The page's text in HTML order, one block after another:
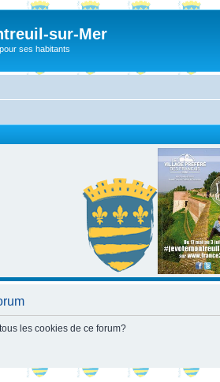
sur-Mer
ses habitants
les cookies de ce forum?